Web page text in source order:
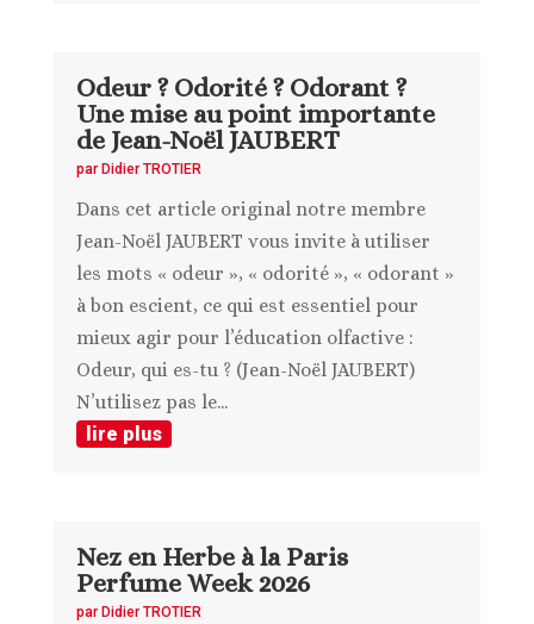
Odeur ? Odorité ? Odorant ?
Une mise au point importante
de Jean-Noël JAUBERT
par Didier TROTIER
Dans cet article original notre membre
Jean-Noël JAUBERT vous invite à utiliser
les mots « odeur », « odorité », « odorant »
à bon escient, ce qui est essentiel pour
mieux agir pour l’éducation olfactive :
Odeur, qui es-tu ? (Jean-Noël JAUBERT)
N’utilisez pas le...
lire plus
Nez en Herbe à la Paris
Perfume Week 2026
par Didier TROTIER